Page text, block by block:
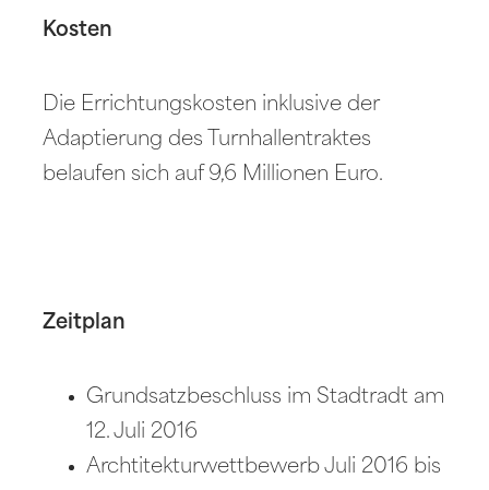
Kosten
Die Errichtungskosten inklusive der
Adaptierung des Turnhallentraktes
belaufen sich auf 9,6 Millionen Euro.
Zeitplan
Grundsatzbeschluss im Stadtradt am
12. Juli 2016
Archtitekturwettbewerb Juli 2016 bis